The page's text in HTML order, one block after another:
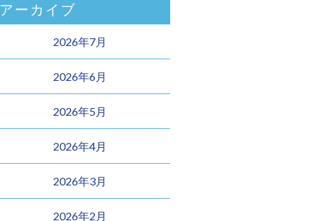
アーカイブ
2026年7月
2026年6月
2026年5月
2026年4月
2026年3月
2026年2月